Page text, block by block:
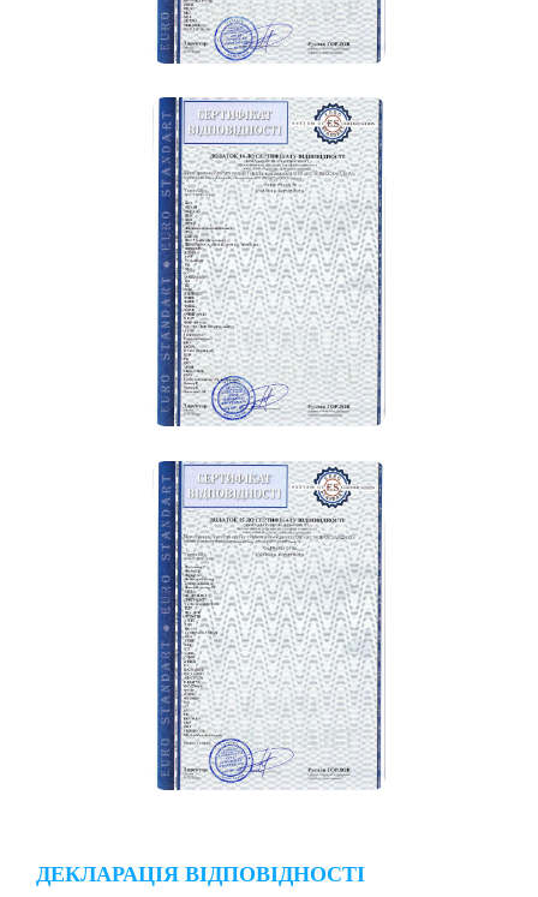
ДЕКЛАРАЦІЯ ВІДПОВІДНОСТІ